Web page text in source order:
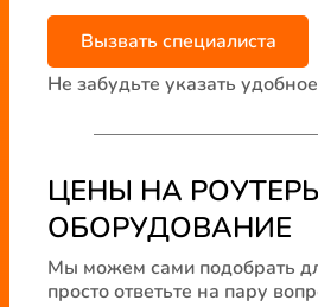
Вызвать специалиста
Не забудьте указать
ЦЕНЫ НА
ОБОРУДОВАНИЕ
Мы можем сами подобрать
просто ответьте на пару